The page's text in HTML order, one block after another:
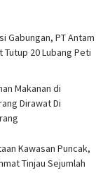
Perkuat
Sunda,
Gabungan, PT Antam
Tutup 20 Lubang Peti
Makanan di
Dirawat Di
Kawasan Puncak,
Tinjau Sejumlah